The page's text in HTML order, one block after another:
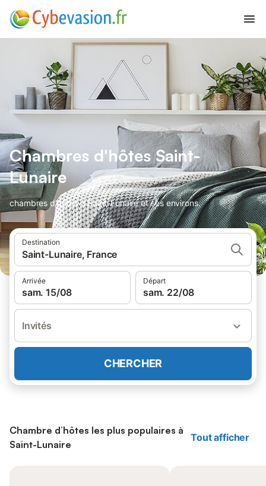
Chambres d'hôtes Saint-
Lunaire
chambres d'hôtes à Saint-Lunaire et ses environs.
Destination
Saint-Lunaire, France
Arrivée
sam. 15/08
Départ
sam. 22/08
Invités
CHERCHER
Chambre d’hôtes les plus populaires à
Saint-Lunaire
Tout afficher